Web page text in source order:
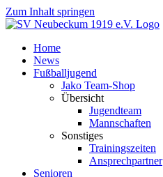
Zum Inhalt springen
Home
News
Fußballjugend
Jako Team-Shop
Übersicht
Jugendteam
Mannschaften
Sonstiges
Trainingszeiten
Ansprechpartner
Senioren